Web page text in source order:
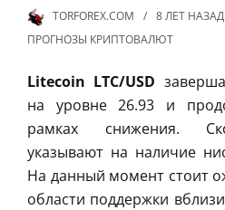
TORFOREX.COM 8 ЛЕТ НАЗАД
ПРОГНОЗЫ КРИПТОВАЛЮТ
Litecoin LTC/USD
на уровне 26.93 и
рамках снижения.
указывают на наличие
На данный момент стоит
области поддержки